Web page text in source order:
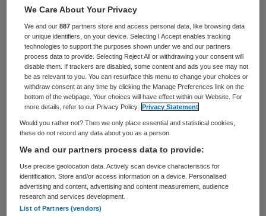
helpen inzicht te krijgen in het aanbod van
wonen met zorg in hun regio. Filica is een
particulier initiatief dat hoopt de
versnipperde informatie op dit gebied
overzichtelijker te maken.
Opde websitekunnen senioren zoeken naar
een woonplek met zorg, als zelfstandig
wonen niet meer gaat. Er staat ook
informatie over het vinden van tijdelijk
verblijf, bijvoorbeeld eerstelijnsverblijf,
We Care About Your Privacy
We and our887 partners store and access personal data, like browsing data
or unique identifiers, on your device. Selecting I Accept enables tracking
technologies to support the purposes shown under we and our partners
process data to provide. Selecting Reject All or withdrawing your consent will
disable them. If trackers are disabled, some content and ads you see may not
be as relevant to you. You can resurface this menu to change your choices or
withdraw consent at any time by clicking the Manage Preferences link on the
bottom of the webpage. Your choices will have effect within our Website. For
more details, refer to our Privacy Policy.
Privacy Statement
Would you rather not? Then we only place essential and statistical cookies,
these do not record any data about you as a person
We and our partners process data to provide:
Use precise geolocation data. Actively scan device characteristics for
identification. Store and/or access information on a device. Personalised
advertising and content, advertising and content measurement, audience
research and services development.
List of Partners (vendors)